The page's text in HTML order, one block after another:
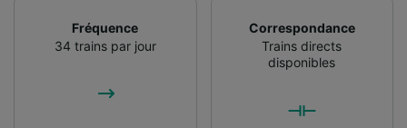
Fréquence
34 trains par jour
Correspondance
Trains directs
disponibles